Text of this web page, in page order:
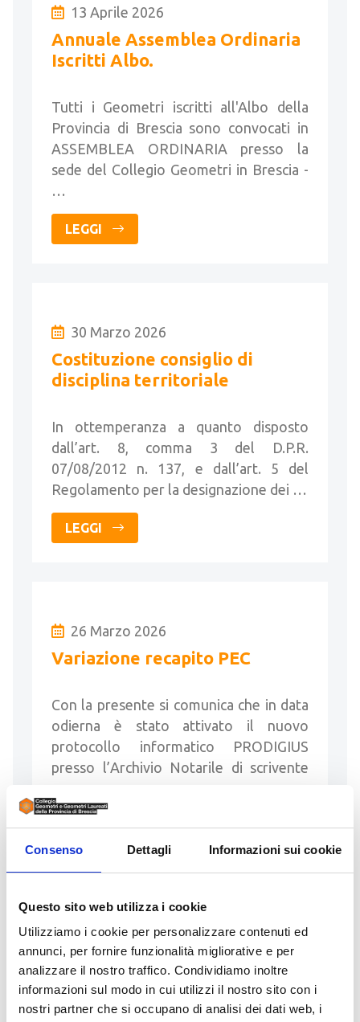
Consenso Dettagli Informazioni sui cookie
Questo sito web utilizza i cookie
Utilizziamo i cookie per personalizzare contenuti ed
annunci, per fornire funzionalità migliorative e per
analizzare il nostro traffico. Condividiamo inoltre
informazioni sul modo in cui utilizzi il nostro sito con i
nostri partner che si occupano di analisi dei dati web, i
13 Aprile 2026
Annuale Assemblea Ordinaria
Iscritti Albo.
Tutti i Geometri iscritti all'Albo della
Provincia di Brescia sono convocati in
ASSEMBLEA ORDINARIA presso la
sede del Collegio Geometri in Brescia -
…
LEGGI
30 Marzo 2026
Costituzione consiglio di
disciplina territoriale
In ottemperanza a quanto disposto
dall’art. 8, comma 3 del D.P.R.
07/08/2012 n. 137, e dall’art. 5 del
Regolamento per la designazione dei …
LEGGI
26 Marzo 2026
Variazione recapito PEC
Con la presente si comunica che in data
odierna è stato attivato il nuovo
protocollo informatico PRODIGIUS
presso l’Archivio Notarile di scrivente
LEGGI
20 Marzo 2026
Nuova cartografia catastale
Comune di Ospitaletto